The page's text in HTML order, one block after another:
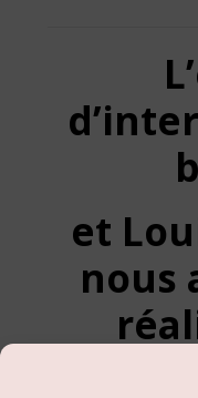
et
nous